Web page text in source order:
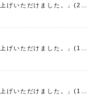
「合わせてお買い上げいただけました。」(2/5)
「合わせてお買い上げいただけました。」(1/28)
「合わせてお買い上げいただけました。」(1/17)